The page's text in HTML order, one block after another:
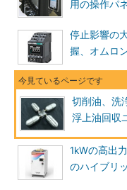
用の操作パ
停止影響の
握、オムロ
切削油、洗
浮上油回収
1kWの高出
のハイブリ